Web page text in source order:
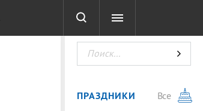
ТЕСТЫ
ПРАЗДНИКИ
Все